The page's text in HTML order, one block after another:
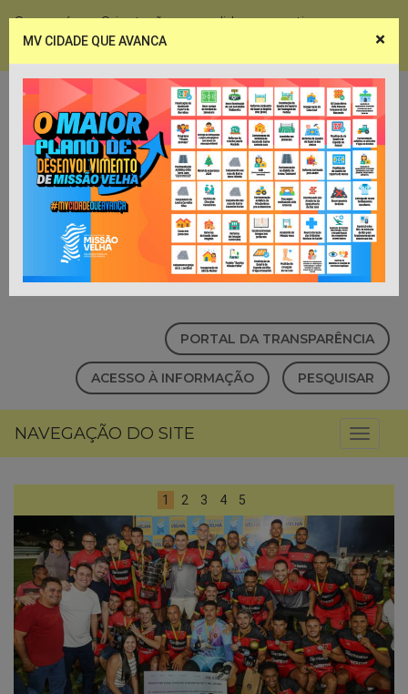
Coronavírus - Orientações e medidas preventivas
PORTAL DA TRANSPARÊNCIA
ACESSO À INFORMAÇÃO PESQUISAR
NAVEGAÇÃO DO SITE
1 2 3 4 5
×
MV CIDADE QUE AVANCA